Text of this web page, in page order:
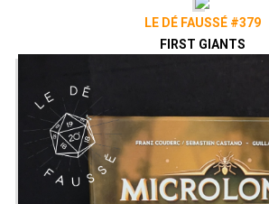
LE DÉ FAUSSÉ #379
FIRST GIANTS